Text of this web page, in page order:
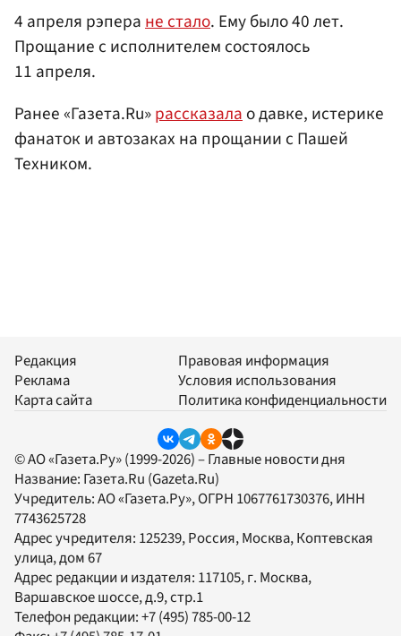
4 апреля рэперане стало. Ему было 40 лет.
Прощание с исполнителем состоялось
11 апреля.
Ранее «Газета.Ru»рассказалао давке, истерике
фанаток и автозаках на прощании с Пашей
Техником.
Редакция
Реклама
Карта сайта
Правовая информация
Условия использования
Политика конфиденциальности
© АО «Газета.Ру» (1999-2026) – Главные новости дня
Название: Газета.Ru (Gazeta.Ru)
Учредитель:АО «Газета.Ру», ОГРН 1067761730376, ИНН
7743625728
Адрес учредителя: 125239, Россия, Москва, Коптевская
улица, дом 67
Адрес редакции и издателя: 117105, г. Москва,
Варшавское шоссе, д.9, стр.1
Телефон редакции:+7 (495) 785-00-12